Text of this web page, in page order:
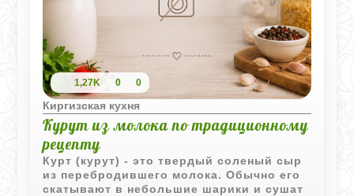
1,27K 0 0
Киргизская кухня
Курут из молока по традиционному
рецепту
Курт (курут) - это твердый соленый сыр
из перебродившего молока. Обычно его
скатывают в небольшие шарики и сушат